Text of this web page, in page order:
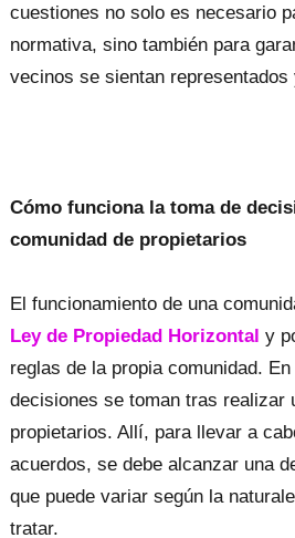
cuestiones no solo es necesario
normativa, sino también para
vecinos se sientan representados
Cómo funciona la toma de
comunidad de propietarios
El funcionamiento de una
Ley de Propiedad Horizontal y
reglas de la propia comunidad.
decisiones se toman tras realizar
propietarios. Allí, para llevar a
acuerdos, se debe alcanzar una
que puede variar según la
tratar.